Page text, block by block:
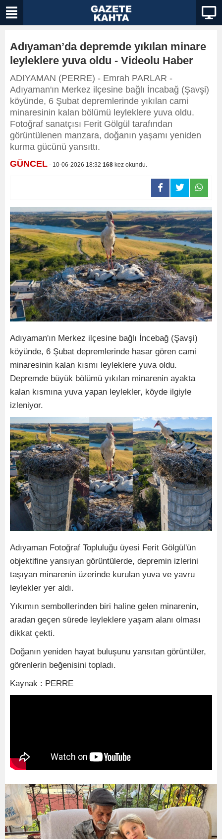
Adıyaman’da depremde yıkılan minare
leyleklere yuva oldu - Videolu Haber
ADIYAMAN (PERRE) - Emrah PARLAR -
Adıyaman'ın Merkez ilçesine bağlı İncabağ (Şavşi)
köyünde, 6 Şubat depremlerinde yıkılan cami
minaresinin kalan bölümü leyleklere yuva oldu.
Fotoğraf sanatçısı Ferit Gölgül tarafından
görüntülenen manzara, doğanın yaşamı yeniden
kurma gücünü yansıttı.
GÜNCEL - 10-06-2026 18:32 168 kez okundu.
Adıyaman'ın Merkez ilçesine bağlı İncebağ (Şavşi)
köyünde, 6 Şubat depremlerinde hasar gören cami
minaresinin kalan kısmı leyleklere yuva oldu.
Depremde büyük bölümü yıkılan minarenin ayakta
kalan kısmına yuva yapan leylekler, köyde ilgiyle
izleniyor.
Adıyaman Fotoğraf Topluluğu üyesi Ferit Gölgül'ün
objektifine yansıyan görüntülerde, depremin izlerini
taşıyan minarenin üzerinde kurulan yuva ve yavru
leylekler yer aldı.
Yıkımın sembollerinden biri haline gelen minarenin,
aradan geçen sürede leyleklere yaşam alanı olması
dikkat çekti.
Doğanın yeniden hayat buluşunu yansıtan görüntüler,
görenlerin beğenisini topladı.
Kaynak : PERRE